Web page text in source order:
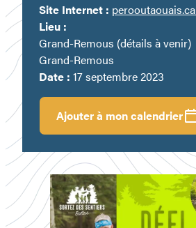
Ajouter à mon calendrier
Date : 17 septembre 2023
Lieu :
Grand-Remous (détails à venir)
Grand-Remous
Site Internet : perooutaouais.ca